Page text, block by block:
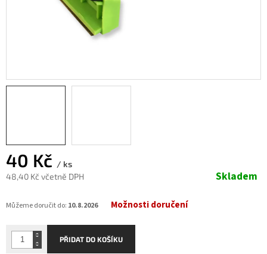
40 Kč / ks
48,40 Kč včetně DPH
cena:
Skladem
Můžeme doručit do: 10.8.2026 Možnosti doručení
PŘIDAT DO KOŠÍKU